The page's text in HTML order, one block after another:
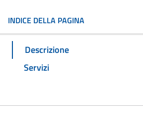
INDICE DELLA PAGINA
Descrizione
Servizi